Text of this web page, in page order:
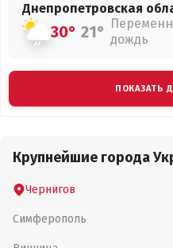
Днепропетровская
30° 21° дождь
ПОКАЗАТЬ
Крупнейшие города
Чернигов
Симферополь